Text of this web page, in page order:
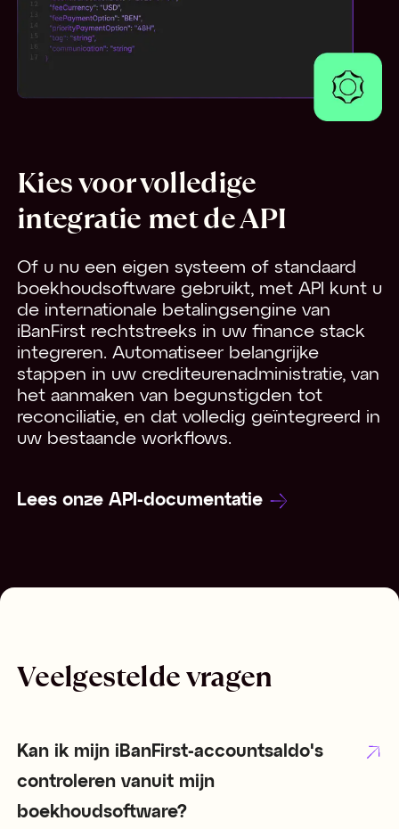
Kies voor volledige
integratie met de API
Of u nu een eigen systeem of standaard
boekhoudsoftware gebruikt, met API kunt u
de internationale betalingsengine van
iBanFirst rechtstreeks in uw finance stack
integreren. Automatiseer belangrijke
stappen in uw crediteurenadministratie, van
het aanmaken van begunstigden tot
reconciliatie, en dat volledig geïntegreerd in
uw bestaande workflows.
Lees onze API-documentatie
Veelgestelde vragen
Kan ik mijn iBanFirst-accountsaldo's
controleren vanuit mijn
boekhoudsoftware?